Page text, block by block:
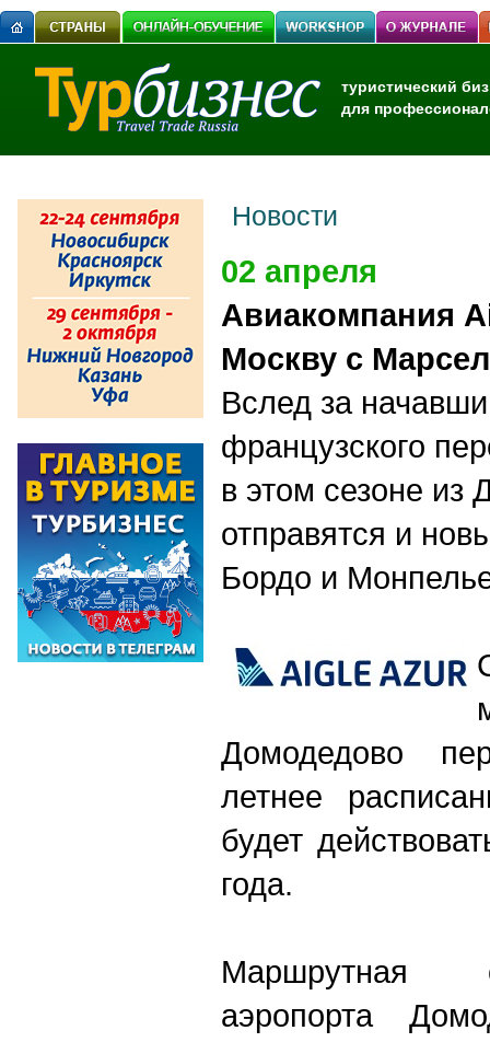
туристический
для
Новости
02 апреля
Авиакомпания
Москву с
Вслед за
французского
в этом сезоне из
отправятся и
Бордо и
Домодедово
летнее
будет
года.
Маршрутная
аэропорта